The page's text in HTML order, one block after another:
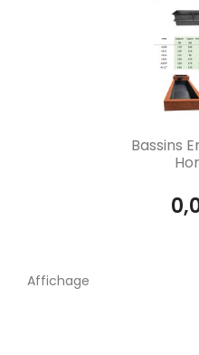

Bassins
Affichage 1-1 de 1 article(s)